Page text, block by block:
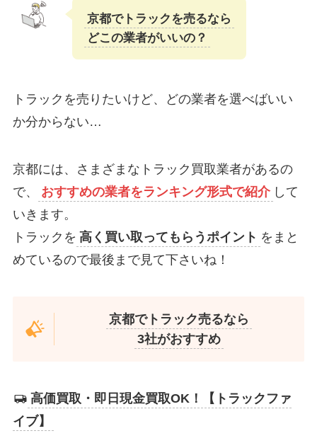
京都でトラックを売るなら
どこの業者がいいの？
トラックを売りたいけど、どの業者を選べばいい
か分からない…
京都には、さまざまなトラック買取業者があるの
で、
おすすめの業者をランキング形式で紹介 して
いきます。
トラックを 高く買い取ってもらうポイント をまと
めているので最後まで見て下さいね！
京都でトラック売るなら
3社がおすすめ
高価買取・即日現金買取OK！【トラックファ
イブ】